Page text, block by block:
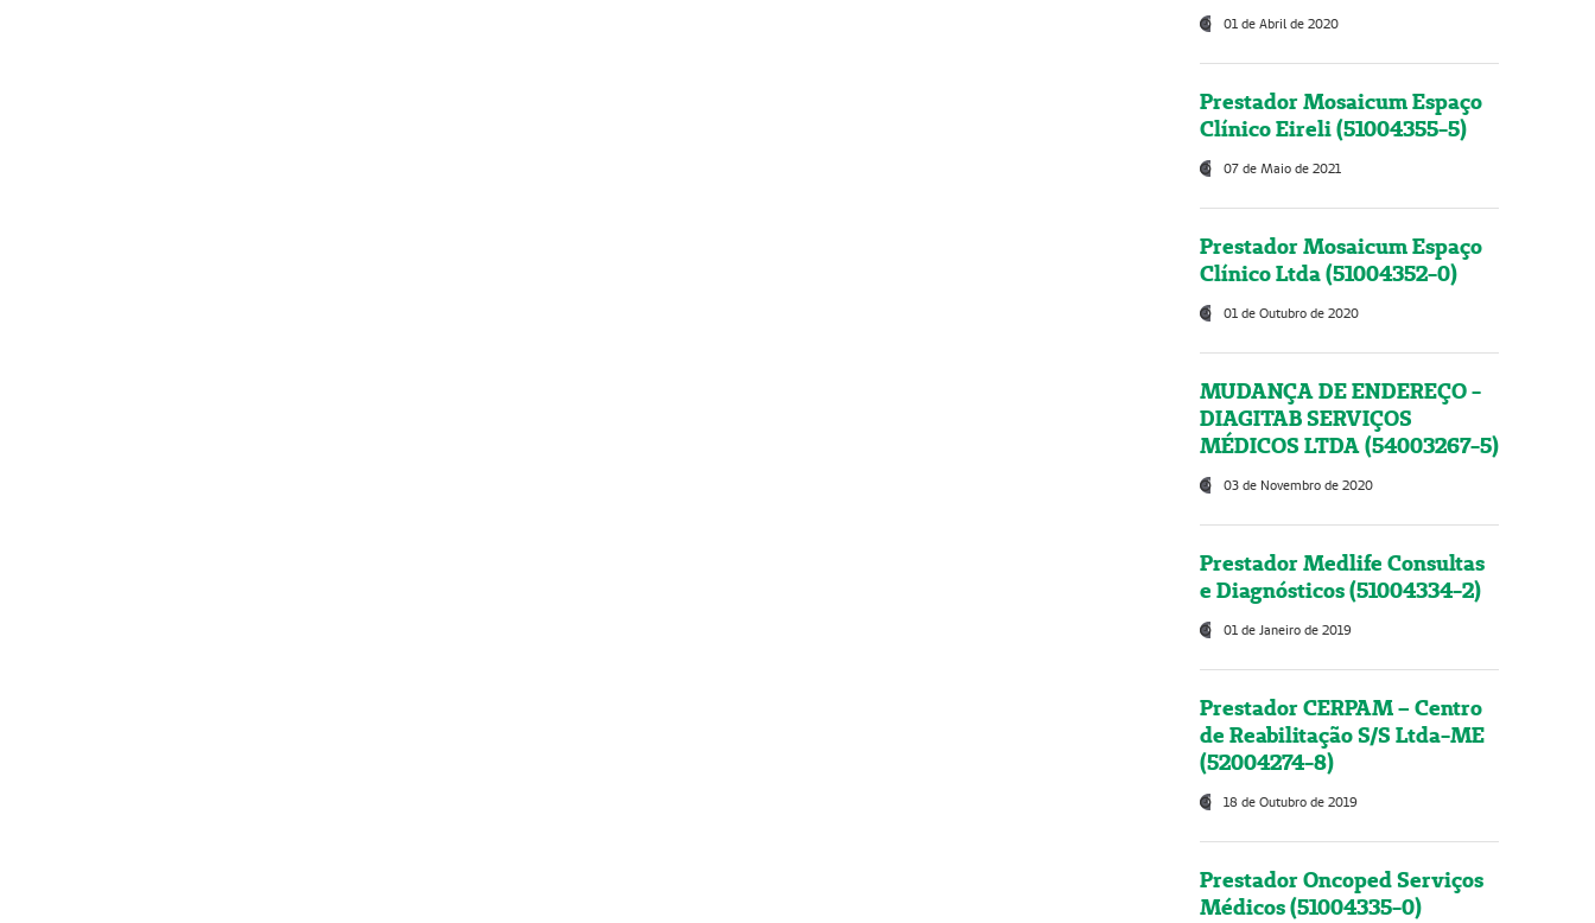
01 de Abril de 2020
Prestador Mosaicum Espaço
Clínico Eireli (51004355-5)
07 de Maio de 2021
Prestador Mosaicum Espaço
Clínico Ltda (51004352-0)
01 de Outubro de 2020
MUDANÇA DE ENDEREÇO -
DIAGITAB SERVIÇOS
MÉDICOS LTDA (54003267-5)
03 de Novembro de 2020
Prestador Medlife Consultas
e Diagnósticos (51004334-2)
01 de Janeiro de 2019
Prestador CERPAM – Centro
de Reabilitação S/S Ltda-ME
(52004274-8)
18 de Outubro de 2019
Prestador Oncoped Serviços
Médicos (51004335-0)